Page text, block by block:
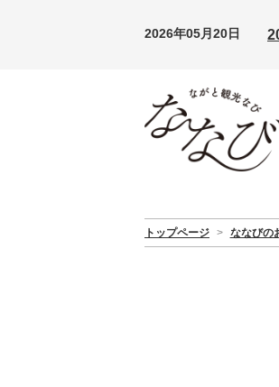
2026年05月20日
トップページ > ななびの